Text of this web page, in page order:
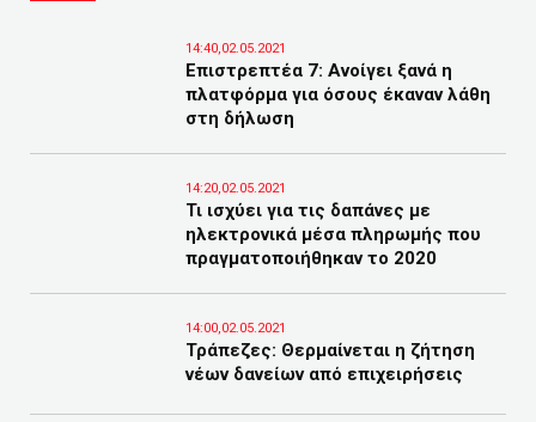
14:40,02.05.2021
Επιστρεπτέα 7: Ανοίγει ξανά η
πλατφόρμα για όσους έκαναν λάθη
στη δήλωση
14:20,02.05.2021
Τι ισχύει για τις δαπάνες με
ηλεκτρονικά μέσα πληρωμής που
πραγματοποιήθηκαν το 2020
14:00,02.05.2021
Τράπεζες: Θερμαίνεται η ζήτηση
νέων δανείων από επιχειρήσεις